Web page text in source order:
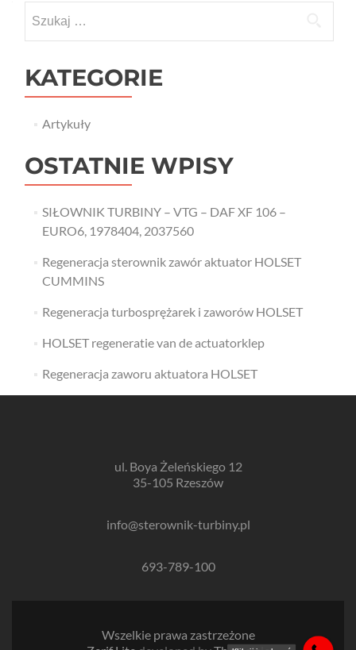
KATEGORIE
Artykuły
OSTATNIE WPISY
SIŁOWNIK TURBINY – VTG – DAF XF 106 –
EURO6, 1978404, 2037560
Regeneracja sterownik zawór aktuator HOLSET
CUMMINS
Regeneracja turbosprężarek i zaworów HOLSET
HOLSET regeneratie van de actuatorklep
Regeneracja zaworu aktuatora HOLSET
ul. Boya Żeleńskiego 12
35-105 Rzeszów
info@sterownik-turbiny.pl
693-789-100
Wszelkie prawa zastrzeżone